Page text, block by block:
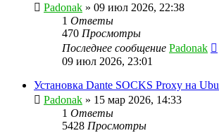
Padonak » 09 июл 2026, 22:38
1 Ответы
470 Просмотры
Последнее сообщение Padonak
09 июл 2026, 23:01
Установка Dante SOCKS Proxy на
Padonak » 15 мар 2026, 14:33
1 Ответы
5428 Просмотры